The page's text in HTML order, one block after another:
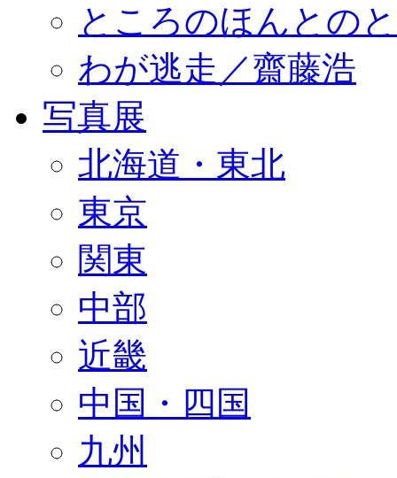
ところのほんとの
わが逃走／齋藤浩
写真展
北海道・東北
東京
関東
中部
近畿
中国・四国
九州